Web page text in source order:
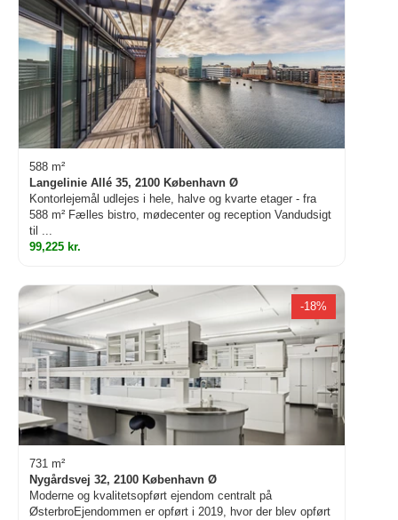
588 m²
Langelinie Allé 35, 2100 København Ø
Kontorlejemål udlejes i hele, halve og kvarte etager - fra
588 m² Fælles bistro, mødecenter og reception Vandudsigt
til ...
99,225 kr.
-18%
731 m²
Nygårdsvej 32, 2100 København Ø
Moderne og kvalitetsopført ejendom centralt på
ØsterbroEjendommen er opført i 2019, hvor der blev opført